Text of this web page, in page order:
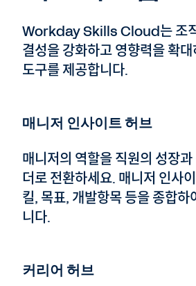
Workday Skills Cloud는 조
결성을 강화하고 영향력을 확
도구를 제공합니다.
매니저 인사이트 허브
매니저의 역할을 직원의 성장과
더로 전환하세요. 매니저 인사
킬, 목표, 개발항목 등을 종합하
니다.
커리어 허브